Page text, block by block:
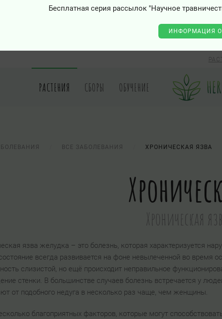
Бесплатная серия рассылок "Научное
ИНФОРМАЦИЯ О
РАСТЕНИЯ СБОРЫ ОБУЧЕНИЕ
ВСЕ ЗАБОЛЕВАНИЯ ХРОНИЧЕСКАЯ ЯЗВА
Хроническая
язва желудка – это болезнь, которая характеризуется
всегда развивается на фоне невылеченной во время
слизистой, но ещё происходит неправильное
стенки. В большинстве случаев болезнь встречается у
от подобного недуга в несколько раз чаще, чем женщины.
благоприятных факторов, которые могут